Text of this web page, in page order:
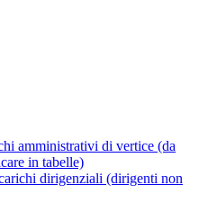
amministrativi di vertice (da
in tabelle)
dirigenziali (dirigenti non